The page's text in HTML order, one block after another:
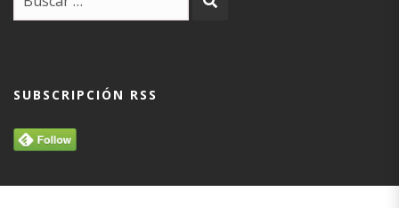
SUBSCRIPCIÓN RSS